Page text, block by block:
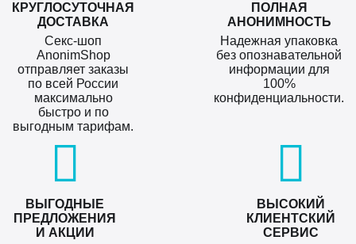
КРУГЛОСУТОЧНАЯ
ДОСТАВКА
Секс-шоп
AnonimShop
отправляет заказы
по всей России
максимально
быстро и по
выгодным тарифам.
ПОЛНАЯ
АНОНИМНОСТЬ
Надежная упаковка
без опознавательной
информации для
100%
конфиденциальности.
ВЫГОДНЫЕ
ПРЕДЛОЖЕНИЯ
И АКЦИИ
ВЫСОКИЙ
КЛИЕНТСКИЙ
СЕРВИС